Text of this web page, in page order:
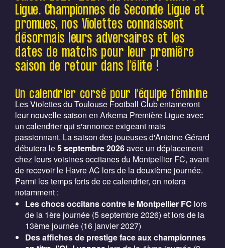
Montpellier. L'équipe affrontera ensuite
Lyon, Marseille, le PSG et bien d'autres dans
un calendrier exigeant mais passionnant !
Ligue. Championnes de Seconde Ligue et
promues, nos Violettes connaissent
désormais leurs adversaires et les
dates de matchs pour leur première
saison de retour dans l'élite !
Un calendrier corsé pour l'équipe féminine
Les Violettes du Toulouse Football Club entameront
leur nouvelle saison en Arkema Première Ligue avec
un calendrier qui s'annonce exigeant mais
passionnant. La saison des joueuses d'Antoine Gérard
débutera le5 septembre 2026avec un déplacement
chez leurs voisines occitanes du Montpellier FC, avant
de recevoir le Havre AC lors de la deuxième journée.
Parmi les temps forts de ce calendrier, on notera
notamment :
Les chocs occitans contre le Montpellier FC lors
de la 1ère journée (5 septembre 2026) et lors de la
13ème journée (16 janvier 2027)
Des affiches de prestige face aux championnes